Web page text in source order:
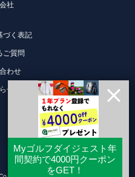
社
づく表記
ご質問
わせ
せ